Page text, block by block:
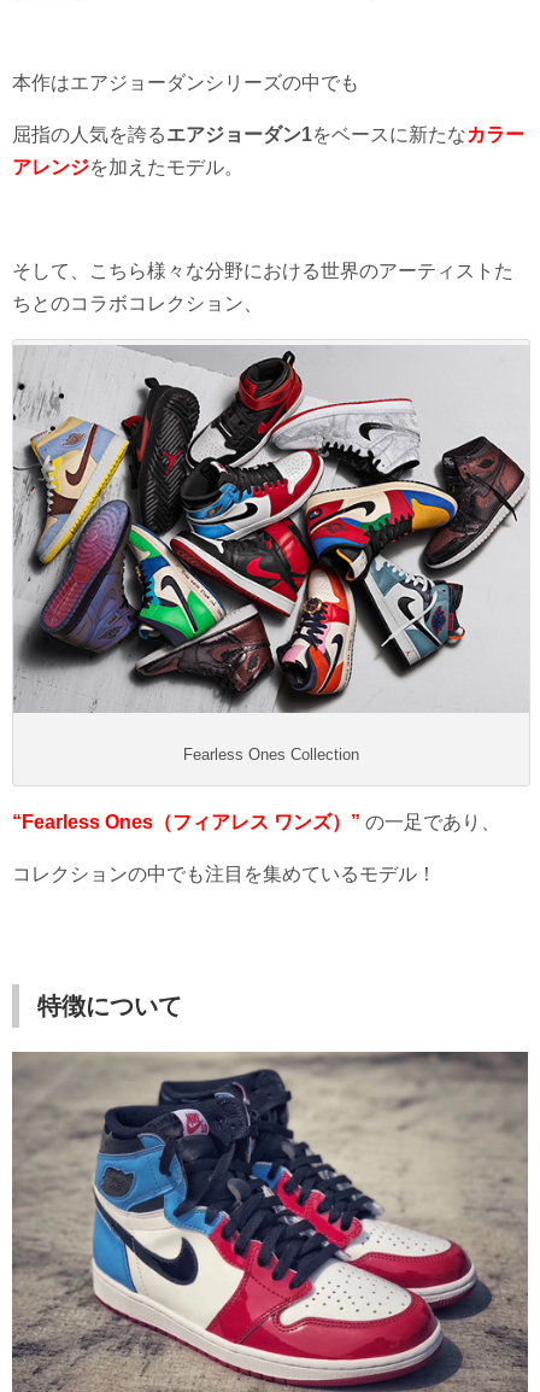
本作はエアジョーダンシリーズの中でも
屈指の人気を誇るエアジョーダン1をベースに新たなカラー
アレンジを加えたモデル。
そして、こちら様々な分野における世界のアーティストた
ちとのコラボコレクション、
Fearless Ones Collection
“Fearless Ones（フィアレス ワンズ）” の一足であり、
コレクションの中でも注目を集めているモデル！
特徴について